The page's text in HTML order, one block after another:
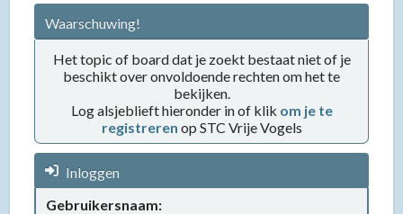
Waarschuwing!
Het topic of board dat je zoekt bestaat niet of je
beschikt over onvoldoende rechten om het te
bekijken.
Log alsjeblieft hieronder in of klik om je te
registreren op STC Vrije Vogels
Inloggen
Gebruikersnaam: